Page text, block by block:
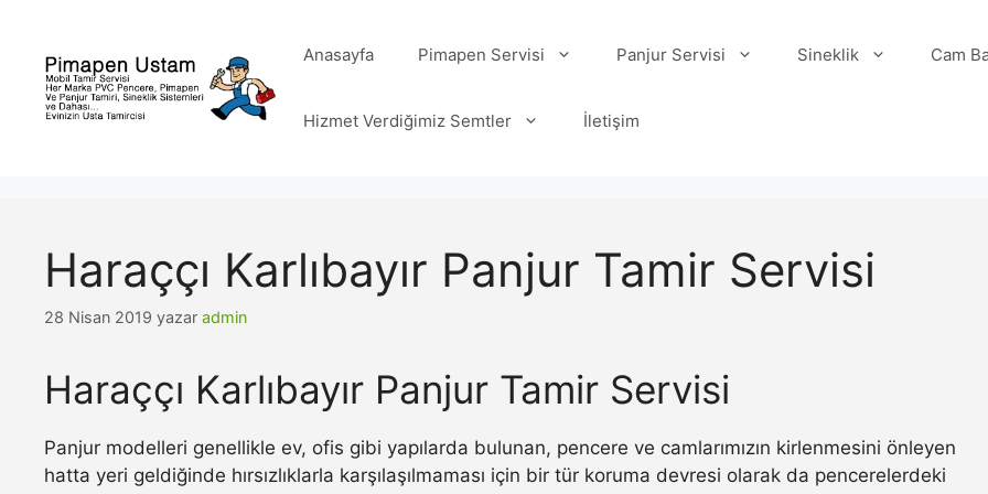
Anasayfa Pimapen Servisi Panjur Servisi Sineklik Cam
Hizmet Verdiğimiz Semtler İletişim
Haraççı Karlıbayır Panjur Tamir Servisi
28 Nisan 2019 yazar admin
Haraççı Karlıbayır Panjur Tamir Servisi
Panjur modelleri genellikle ev, ofis gibi yapılarda bulunan, pencere ve camlarımızın kirlenmesini önleyen
hatta yeri geldiğinde hırsızlıklarla karşılaşılmaması için bir tür koruma devresi olarak da pencerelerdeki